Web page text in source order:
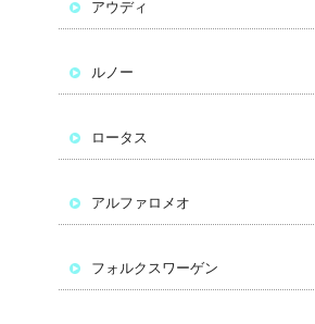
アウディ
ルノー
ロータス
アルファロメオ
フォルクスワーゲン